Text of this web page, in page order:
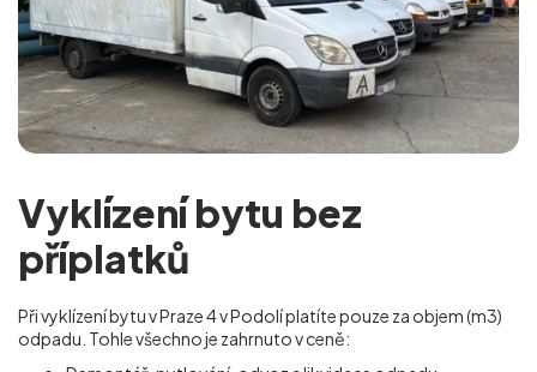
Vyklízení bytu bez
příplatků
Při vyklízení bytu v Praze 4 v Podolí platíte pouze za objem (m3)
odpadu. Tohle všechno je zahrnuto v ceně: